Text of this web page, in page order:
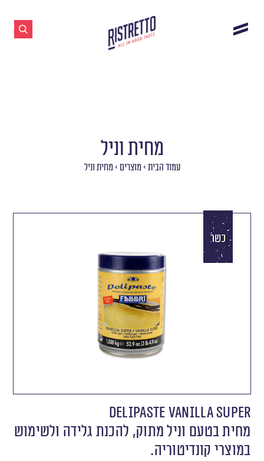
מחית וניל
עמוד הבית >מוצרים >מחית וניל
DELIPASTE VANILLA SUPER
מחית בטעם וניל מתוק, להכנת גלידה ולשימוש
במוצרי קונדיטוריה.